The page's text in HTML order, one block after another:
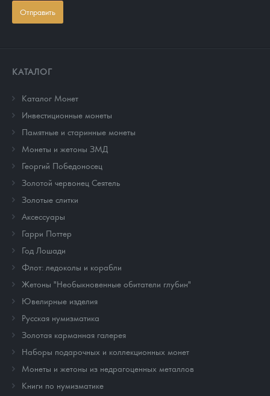
Отправить
КАТАЛОГ
Каталог Монет
Инвестиционные монеты
Памятные и старинные монеты
Монеты и жетоны ЗМД
Георгий Победоносец
Золотой червонец Сеятель
Золотые слитки
Аксессуары
Гарри Поттер
Год Лошади
Флот: ледоколы и корабли
Жетоны "Необыкновенные обитатели глубин"
Ювелирные изделия
Русская нумизматика
Золотая карманная галерея
Наборы подарочных и коллекционных монет
Монеты и жетоны из недрагоценных металлов
Книги по нумизматике